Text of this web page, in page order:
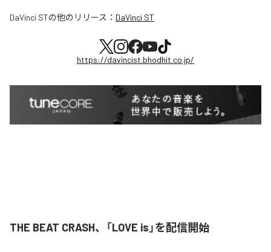
DaVinci STの他のリリース： DaVinci ST
https://davincist.bhodhit.co.jp/
THE BEAT CRASH、「LOVE is」を配信開始